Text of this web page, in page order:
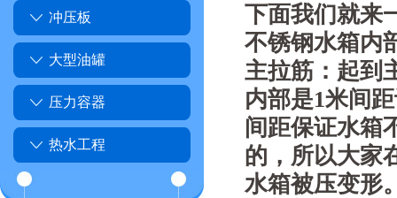
冲压板
大型油罐
压力容器
热水工程
下面我们就来
不锈钢水箱内
主拉筋：起到
内部是1米间
间距保证水箱
的，所以大家
水箱被压变形